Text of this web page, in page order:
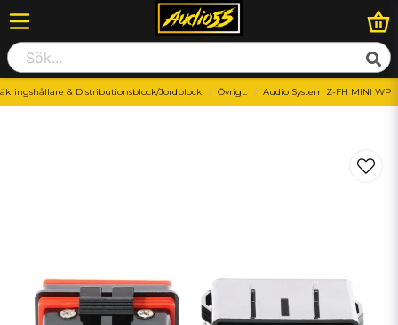
& Distributionsblock/Jordblock Övrigt. Audio System Z-FH MINI WP